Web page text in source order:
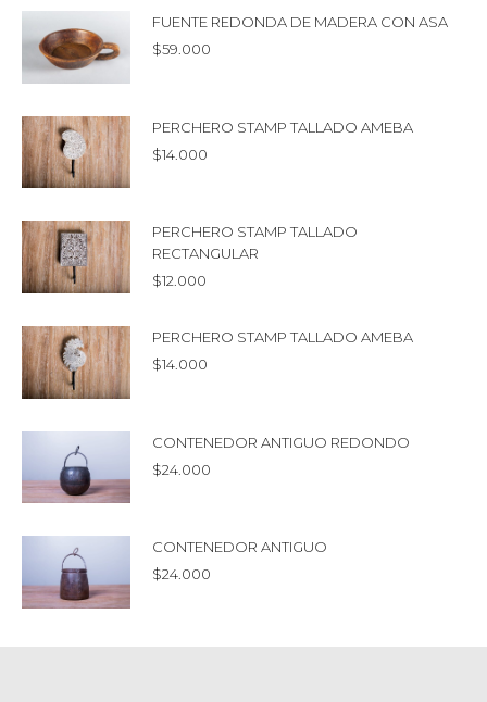
FUENTE REDONDA DE MADERA CON ASA
$59.000
PERCHERO STAMP TALLADO AMEBA
$14.000
PERCHERO STAMP TALLADO
RECTANGULAR
$12.000
PERCHERO STAMP TALLADO AMEBA
$14.000
CONTENEDOR ANTIGUO REDONDO
$24.000
CONTENEDOR ANTIGUO
$24.000